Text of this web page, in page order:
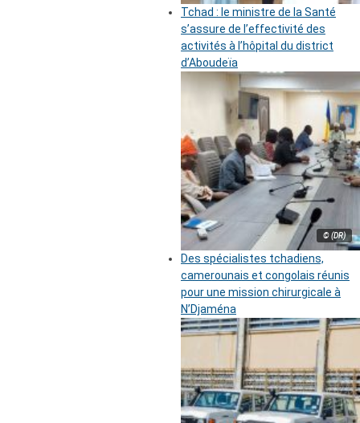
Tchad : le ministre de la Santé
s’assure de l’effectivité des
activités à l’hôpital du district
d’Aboudeïa
© (DR)
Des spécialistes tchadiens,
camerounais et congolais réunis
pour une mission chirurgicale à
N’Djaména